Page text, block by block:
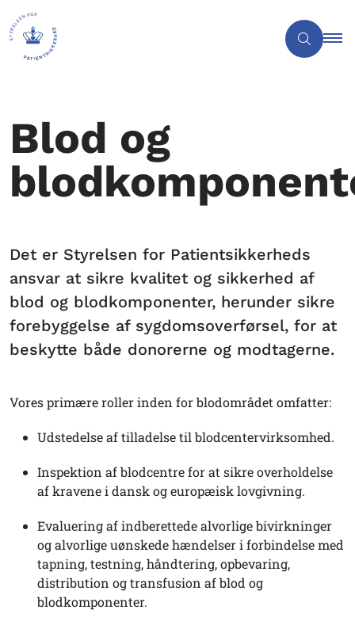
Blod og
Det er Styrelsen for Patientsikkerheds
ansvar at sikre kvalitet og sikkerhed af
blod og blodkomponenter, herunder sikre
forebyggelse af sygdomsoverførsel, for at
beskytte både donorerne og modtagerne.
Vores primære roller inden for blodområdet omfatter:
Udstedelse af tilladelse til blodcentervirksomhed.
Inspektion af blodcentre for at sikre overholdelse
af kravene i dansk og europæisk lovgivning.
Evaluering af indberettede alvorlige bivirkninger
og alvorlige uønskede hændelser i forbindelse med
tapning, testning, håndtering, opbevaring,
distribution og transfusion af blod og
blodkomponenter.